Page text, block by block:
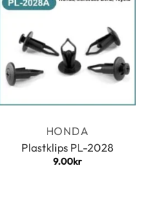
HONDA
Plastklips PL-2028
9.00kr